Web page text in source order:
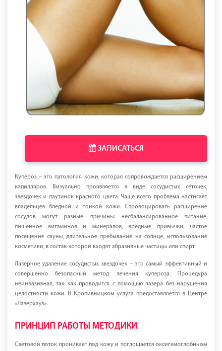
ЗАПИСАТЬСЯ
Купероз – это патология кожи, которая сопровождается расширением
капилляров. Визуально проявляется в виде сосудистых сеточек,
звездочек и паутинок красного цвета. Чаще всего проблема настигает
владельцев бледной и тонкой кожи. Спровоцировать расширение
сосудов могут разные причины: несбалансированное питание,
лишенное витаминов и минералов, вредные привычки, частое
посещение сауны, длительное пребывание на солнце, использование
косметики, в состав которой входят абразивные частицы или спирт.
Лазерное удаление сосудистых звездочек – это самый эффективный и
совершенно безопасный метод лечения купероза. Процедура
неинвазивная, так как проводится с помощью лазера без нарушения
целостности кожи. В Кропивницком услуга предоставляется в Центре
«Лазерхауз».
ПРИНЦИП РАБОТЫ МЕТОДИКИ
Световой поток проникает под кожу и поглощается оксигемоглобином